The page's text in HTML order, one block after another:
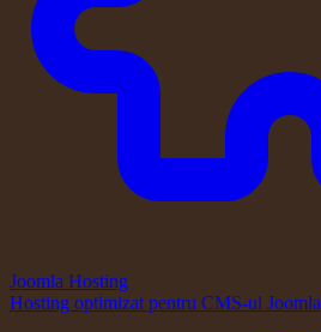
Joomla Hosting
Hosting optimizat pentru CMS-ul Joomla